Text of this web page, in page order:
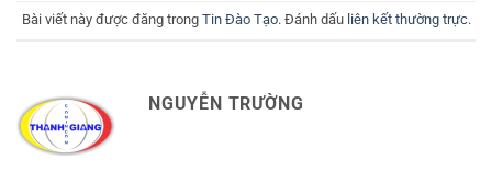
Bài viết này được đăng trong Tin Đào Tạo. Đánh dấu liên kết thường trực.
NGUYỄN TRƯỜNG